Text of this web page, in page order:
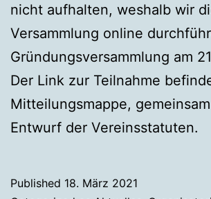
nicht aufhalten, weshalb wir
Versammlung online
Gründungsversammlung am
Der Link zur Teilnahme
Mitteilungsmappe,
Entwurf der Vereinsstatuten.
Published 18. März 2021